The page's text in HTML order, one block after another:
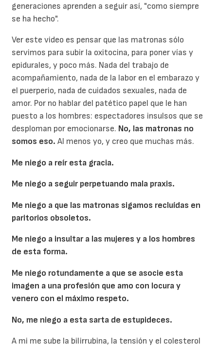
generaciones aprenden a seguir así, "como siempre
se ha hecho".
Ver este video es pensar que las matronas sólo
servimos para subir la oxitocina, para poner vías y
epidurales, y poco más. Nada del trabajo de
acompañamiento, nada de la labor en el embarazo y
el puerperio, nada de cuidados sexuales, nada de
amor. Por no hablar del patético papel que le han
puesto a los hombres: espectadores insulsos que se
desploman por emocionarse. No, las matronas no
somos eso. Al menos yo, y creo que muchas más.
Me niego a reír esta gracia.
Me niego a seguir perpetuando mala praxis.
Me niego a que las matronas sigamos recluídas en
paritorios obsoletos.
Me niego a insultar a las mujeres y a los hombres
de esta forma.
Me niego rotundamente a que se asocie esta
imagen a una profesión que amo con locura y
venero con el máximo respeto.
No, me niego a esta sarta de estupideces.
A mi me sube la bilirrubina, la tensión y el colesterol